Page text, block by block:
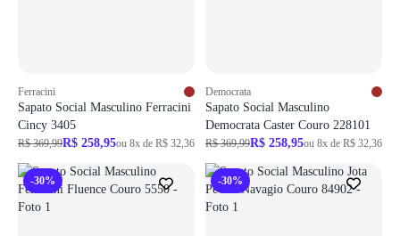
Ferracini
Sapato Social Masculino Ferracini
Cincy 3405
R$ 369,99R$ 258,95ou 8x de R$ 32,36
Democrata
Sapato Social Masculino
Democrata Caster Couro 228101
R$ 369,99R$ 258,95ou 8x de R$ 32,36
-30% -30%